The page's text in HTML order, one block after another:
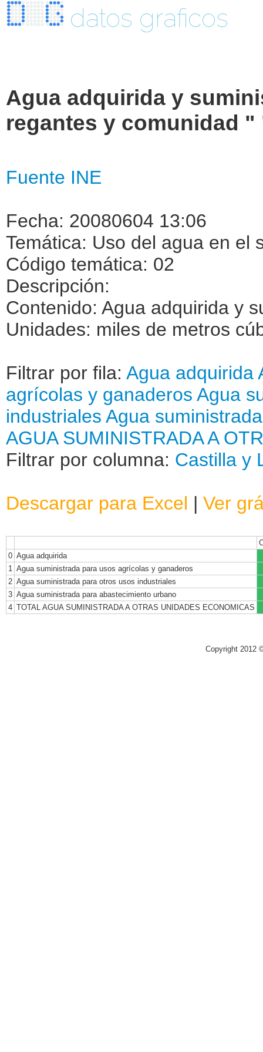
datos graficos
Agua adquirida y
regantes y comunidad
Fuente INE
Fecha: 20080604 13:06
Temática: Uso del agua en el
Código temática: 02
Descripción:
Contenido: Agua adquirida y
Unidades: miles de metros
Filtrar por fila: Agua adquirida
agrícolas y ganaderos Agua
industriales Agua
AGUA SUMINISTRADA A
Filtrar por columna: Castilla y
Descargar para Excel | Ver
0 Agua adquirida
1 Agua suministrada para usos agrícolas y ganaderos
2 Agua suministrada para otros usos industriales
3 Agua suministrada para abastecimiento urbano
4 TOTAL AGUA SUMINISTRADA A OTRAS UNIDADES ECONOMICAS
Copyright 2012